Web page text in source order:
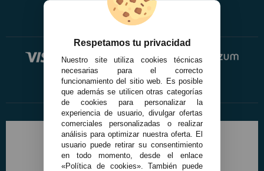
Respetamos tu privacidad
Nuestro site utiliza cookies técnicas
necesarias para el correcto
funcionamiento del sitio web. Es posible
que además se utilicen otras categorías
de cookies para personalizar la
experiencia de usuario, divulgar ofertas
comerciales personalizadas o realizar
análisis para optimizar nuestra oferta. El
usuario puede retirar su consentimiento
en todo momento, desde el enlace
«Política de cookies». También puede